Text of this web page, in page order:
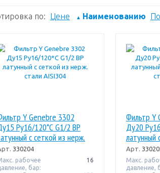
по: Цене ▲ Наименованию
Y Genebre 3302
Pу16/120*С G1/2 ВР
с сеткой из нерж.
AISI304
330204
рабочее
бар:
16
Фильтр Y
Ду20
латунный
стали
Арт.
Макс.
давление,